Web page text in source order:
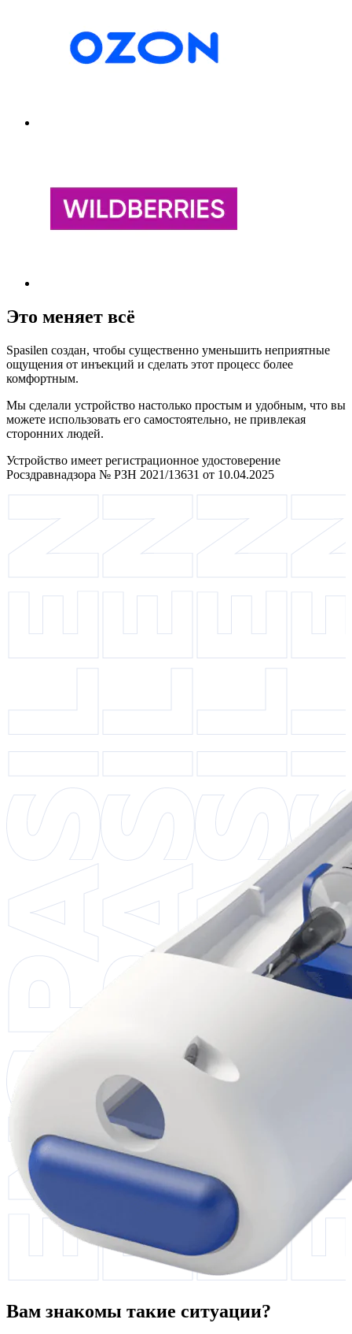
Это меняет всё
Spasilen создан, чтобы существенно уменьшить неприятные
ощущения от инъекций и сделать этот процесс более
комфортным.
Мы сделали устройство настолько простым и удобным, что вы
можете использовать его самостоятельно, не привлекая
сторонних людей.
Устройство имеет регистрационное удостоверение
Росздравнадзора № РЗН 2021/13631 от 10.04.2025
Вам знакомы такие ситуации?